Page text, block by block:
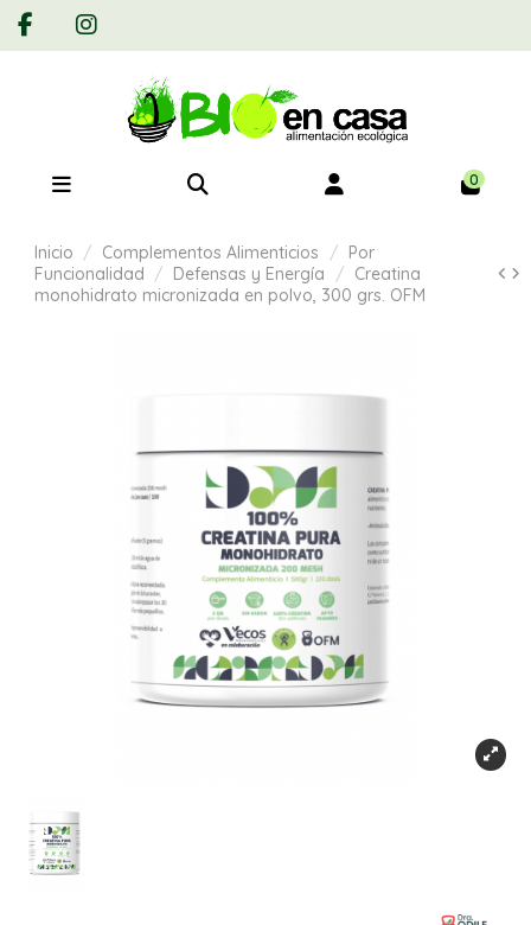
0
Inicio Complementos Alimenticios
Por
Funcionalidad
Defensas y Energía
Creatina
monohidrato micronizada en polvo, 300 grs. OFM